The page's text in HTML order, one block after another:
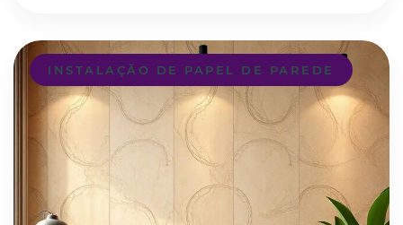
INSTALAÇÃO DE PAPEL DE PAREDE